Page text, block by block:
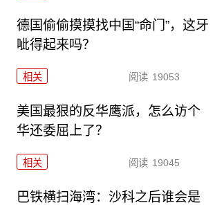
德国偷偷摸摸找中国“命门”，这牙
呲得起来吗？
相关 阅读 19053
美国最狠的反华鹰派，怎么访个
华还委屈上了？
相关 阅读 19045
巴铁横扫海湾：沙科之后谁会是